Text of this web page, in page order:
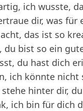
ich wusste,
dir, was für
das ist so
bist so ein
du hast dich
ich könnte nicht
hinter dir,
ich bin für dich